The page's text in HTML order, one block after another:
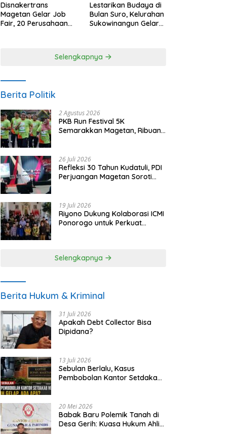
Disnakertrans
Magetan Gelar Job
Fair, 20 Perusahaan
Lestarikan Budaya di
Bulan Suro, Kelurahan
Sukowinangun Gelar
Selengkapnya
Berita Politik
2 Agustus 2026
PKB Run Festival 5K
Semarakkan Magetan, Ribuan
26 Juli 2026
Refleksi 30 Tahun Kudatuli, PDI
Perjuangan Magetan Soroti
19 Juli 2026
Riyono Dukung Kolaborasi ICMI
Ponorogo untuk Perkuat
Selengkapnya
Berita Hukum & Kriminal
31 Juli 2026
Apakah Debt Collector Bisa
Dipidana?
13 Juli 2026
Sebulan Berlalu, Kasus
Pembobolan Kantor Setdakab
20 Mei 2026
Babak Baru Polemik Tanah di
Desa Gerih: Kuasa Hukum Ahli